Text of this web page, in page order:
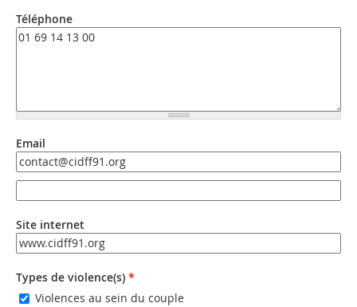
Téléphone
Email
Email
Site internet
URL
Types de violence(s) *
Violences au sein du couple